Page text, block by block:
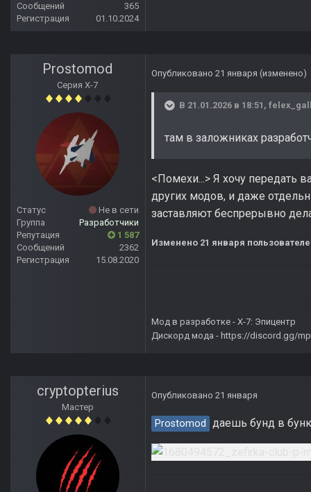
Сообщений
365
Регистрация
01.10.2024
Prostomod
Серия Х-7
Статус
Не в сети
Группа
Разработчики
Репутация
1 587
Сообщений
2362
Регистрация
15.08.2020
Опубликовано 21 января (изменено)
В 21.01.2026 в 18:51,
там в заложниках
<Помехи...> Я хочу передать
других модов, и даже
заставляют беспрерывно
Изменено 21 января
Мод в разработке - X-7: Эпицентр
Дискорд мода - https://discord.gg/
cryptopterius
Мастер
Опубликовано 21 января
Prostomod даешь бунд в